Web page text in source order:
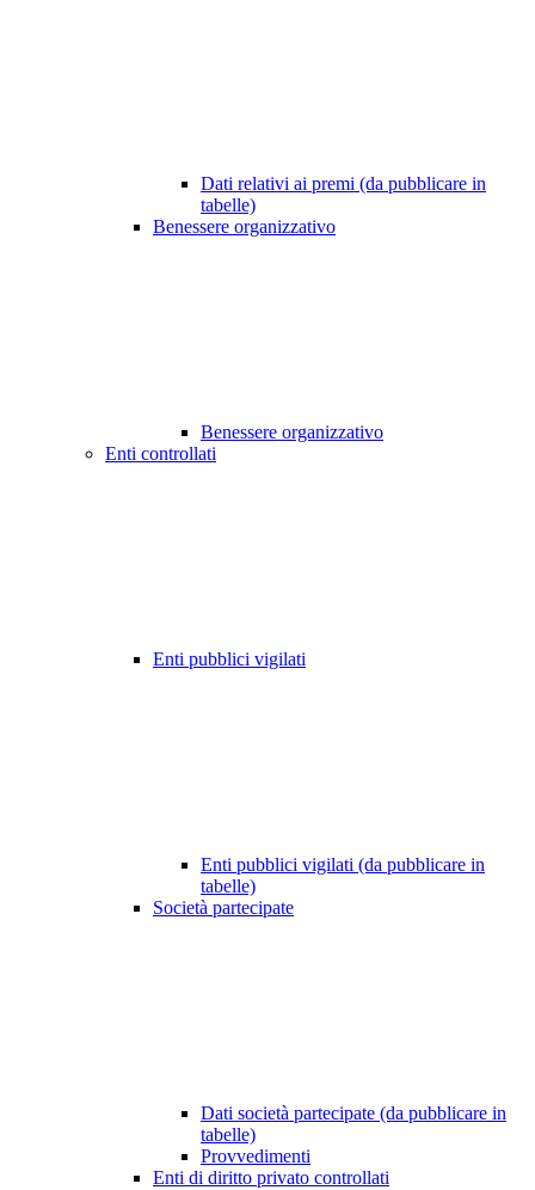
Dati relativi ai premi (da pubblicare in
tabelle)
Benessere organizzativo
Benessere organizzativo
Enti controllati
Enti pubblici vigilati
Enti pubblici vigilati (da pubblicare in
tabelle)
Società partecipate
Dati società partecipate (da pubblicare in
tabelle)
Provvedimenti
Enti di diritto privato controllati